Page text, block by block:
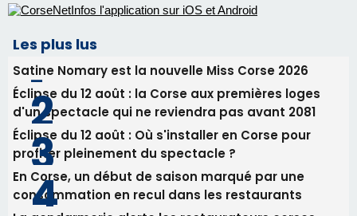
consommation en recul dans les restaurants
face à une nouvelle escroquerie au faux vendeur de
vin
Newsletter
Inscrivez-vous à la newsletter de CNI et recevez par
email les infos les plus importantes et une sélection de
nos meilleurs articles